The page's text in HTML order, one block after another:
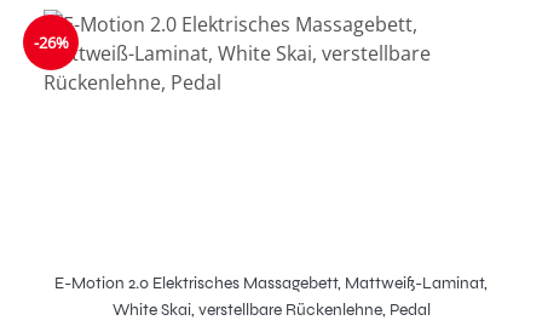
-26%
E-Motion 2.0 Elektrisches Massagebett, Mattweiß-Laminat,
White Skai, verstellbare Rückenlehne, Pedal